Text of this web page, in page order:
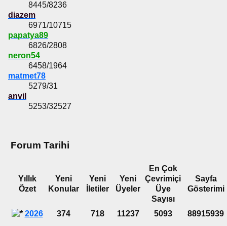
8445/8236
diazem
6971/10715
papatya89
6826/2808
neron54
6458/1964
matmet78
5279/31
anvil
5253/32527
Forum Tarihi
Yıllık
Özet
Yeni
Konular
Yeni
İletiler
Yeni
Üyeler
En Çok
Çevrimiçi
Üye
Sayısı
Sayfa
Gösterimi
2026 374 718 11237 5093 88915939